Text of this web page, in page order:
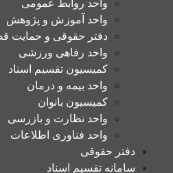
واحد روابط عمومی
واحد آموزش و پژوهش
دفتر حقوقی و حمایت
واحد رفاهی ورزشی
کمیسیون تقسیم اسناد
واحد بیمه و درمان
کمیسیون بانوان
واحد نظارت و بازرسی
واحد فناوری اطلاعات
دفتر حقوقی
سامانه تقسیم اسناد